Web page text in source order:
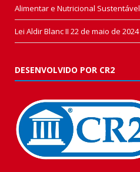
Alimentar e Nutricional Sustentável
Lei Aldir Blanc II 22 de maio de 2024
DESENVOLVIDO POR CR2